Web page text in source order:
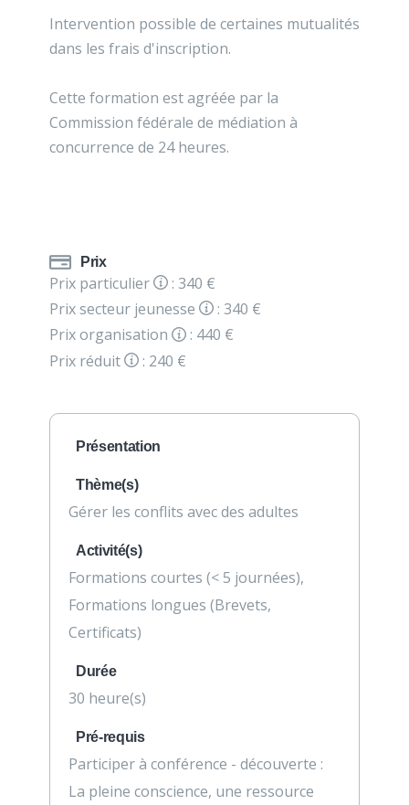
Intervention possible de certaines mutualités
dans les frais d'inscription.
Cette formation est agréée par la
Commission fédérale de médiation à
concurrence de 24 heures.
Prix
Prix particulier
: 340 €
Prix secteur jeunesse
: 340 €
Prix organisation
: 440 €
Prix réduit
: 240 €
Présentation
Thème(s)
Gérer les conflits avec des adultes
Activité(s)
Formations courtes (< 5 journées),
Formations longues (Brevets,
Certificats)
Durée
30 heure(s)
Pré-requis
Participer à conférence - découverte :
La pleine conscience, une ressource